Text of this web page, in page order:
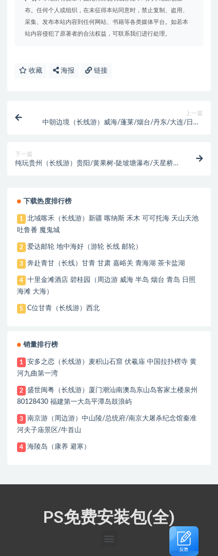
布。任何个人或组织，在未征得本站同意时，禁止复制、盗用、
采集、发布本站内容到任何网站、书籍等各类媒体平台。如若本
站内容侵犯了原著者的合法权益，可联系我们进行处理。
收藏 海报 链接
上一篇
中朝边境（长线游）威海/蓬莱/烟台/丹东/大连/日照/
下一篇
纯玩贵州（长线游）贵阳/黄果树-陡坡塘瀑布/天星桥青
下载热度排行榜
1
北域喀禾（长线游）新疆 喀纳斯 禾木 可可托海 天山天池
吐鲁番 魔鬼城
2 爱达邮轮 地中海好（游轮 长线 邮轮）
3 奔赴青甘（长线）甘青 甘肃 嘉峪关 青海湖 茶卡盐湖
4
十里金滩酒店 碧桂园（周边游 威海 半岛 烟台 青岛 日照
海滩 大海）
5 C位甘青（长线游）西北
销量排行榜
1
安多之恋（长线游）麦积山石窟 伏羲庙 中国拉扑楞寺 黄
河九曲第一湾
2
盛世闽粤（长线游）厦门潮汕南澳岛东山岛客家土楼泉州
80128430 福建第一大岛平潭岛鼓浪屿
3
南京游（周边游）中山陵/总统府/南京大屠杀纪念馆秦准
河夫子庙景区/牛首山
4 海陵岛（康养 避寒）
PS免费安装包(全)